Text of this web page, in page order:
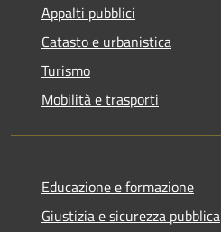
Appalti pubblici
Catasto e urbanistica
Turismo
Mobilità e trasporti
Educazione e formazione
Giustizia e sicurezza pubblica